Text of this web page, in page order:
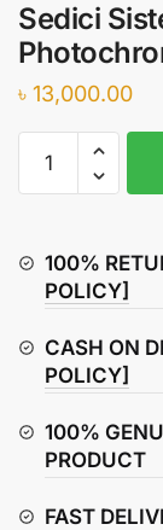
Sedici
৳ 13,000.00
Sistema
Photochromic
Face
quantity
100%
POLICY]
CASH ON
POLICY]
100%
PRODUCT
FAST